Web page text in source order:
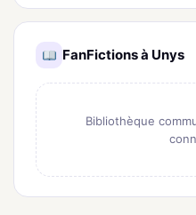
FanFictions à Unys
Bibliothèque